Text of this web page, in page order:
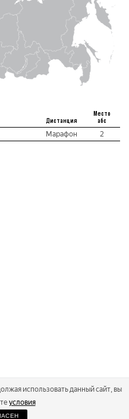
Дистанция
Место
абс
Марафон 2
использовать данный сайт, вы
условия